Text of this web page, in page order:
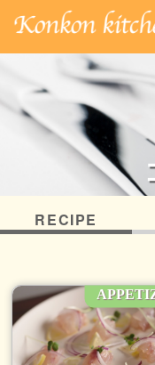
RECIPE